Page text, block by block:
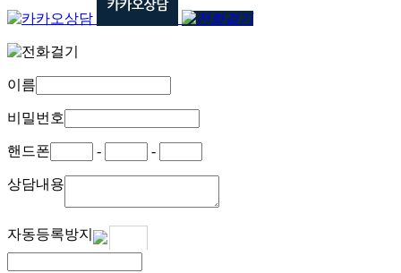
이름
비밀번호
핸드폰 - -
상담내용
자동등록방지